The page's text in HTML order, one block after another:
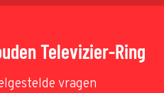
Televizier-Ring
vragen